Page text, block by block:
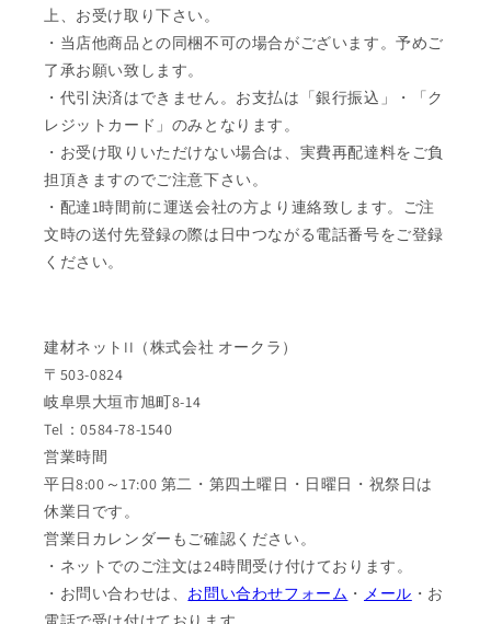
上、お受け取り下さい。
・当店他商品との同梱不可の場合がございます。予めご
了承お願い致します。
・代引決済はできません。お支払は「銀行振込」・「ク
レジットカード」のみとなります。
・お受け取りいただけない場合は、実費再配達料をご負
担頂きますのでご注意下さい。
・配達1時間前に運送会社の方より連絡致します。ご注
文時の送付先登録の際は日中つながる電話番号をご登録
ください。
建材ネットII（株式会社 オークラ）
〒503-0824
岐阜県大垣市旭町8-14
Tel：0584-78-1540
営業時間
平日8:00～17:00 第二・第四土曜日・日曜日・祝祭日は
休業日です。
営業日カレンダーもご確認ください。
・ネットでのご注文は24時間受け付けております。
・お問い合わせは、 お問い合わせフォーム ・ メール ・お